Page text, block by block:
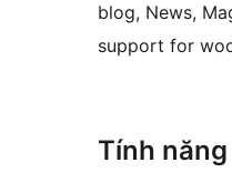
blog, News,
support for
Tính năng